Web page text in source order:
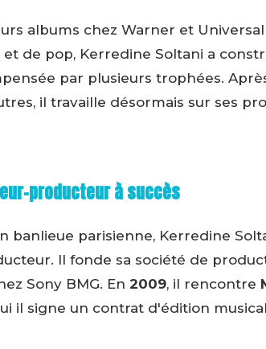
albums chez Warner et
et de pop, Kerredine Soltani a
par plusieurs trophées.
il travaille désormais sur ses
producteur à succès
banlieue parisienne, Kerredine
Il fonde sa société de
Sony BMG. En 2009, il rencontre
il signe un contrat d'édition